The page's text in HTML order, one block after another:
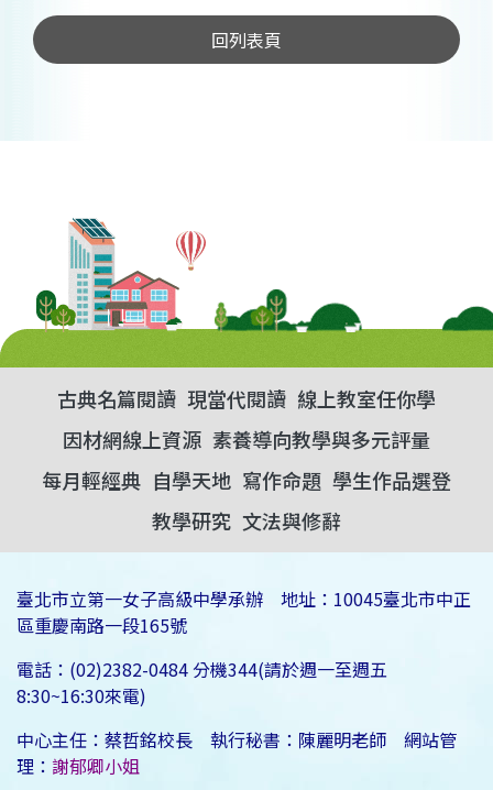
回列表頁
古典名篇閱讀 現當代閱讀 線上教室任你學
因材網線上資源 素養導向教學與多元評量
每月輕經典 自學天地 寫作命題 學生作品選登
教學研究 文法與修辭
臺北市立第一女子高級中學承辦 地址：10045臺北市中正
區重慶南路一段165號
電話：(02)2382-0484 分機344(請於週一至週五
8:30~16:30來電)
中心主任：蔡哲銘校長 執行秘書：陳麗明老師 網站管
理： 謝郁卿小姐